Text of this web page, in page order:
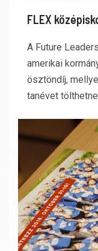
FLEX
A Future
amerikai
ösztöndíj,
tanévet